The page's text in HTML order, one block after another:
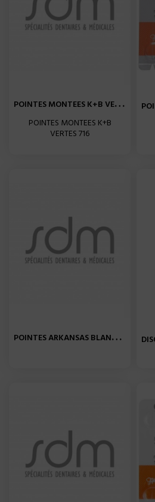
P
OINTES MONTEES K+B VERTES...
POINTES MONTEES K+B
VERTES 716
P
OINTES ARKANSAS BLANCHE...